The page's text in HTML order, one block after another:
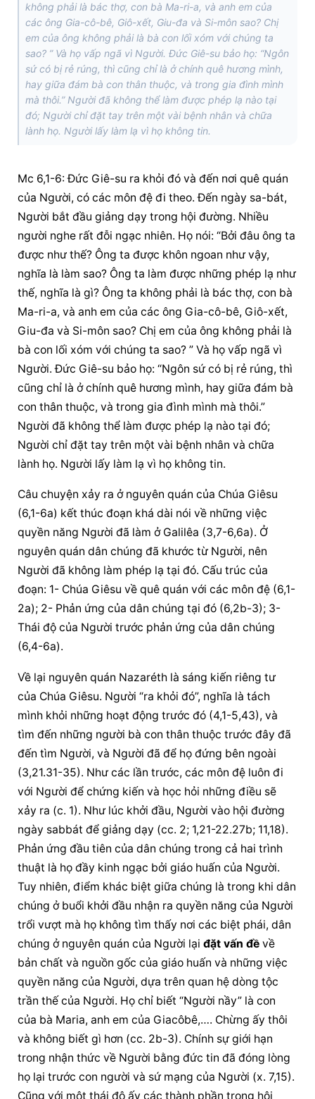
không phải là bác thợ, con bà Ma-ri-a, và anh em của
các ông Gia-cô-bê, Giô-xết, Giu-đa và Si-môn sao? Chị
em của ông không phải là bà con lối xóm với chúng ta
sao? ” Và họ vấp ngã vì Người. Đức Giê-su bảo họ: “Ngôn
sứ có bị rẻ rúng, thì cũng chỉ là ở chính quê hương mình,
hay giữa đám bà con thân thuộc, và trong gia đình mình
mà thôi.” Người đã không thể làm được phép lạ nào tại
đó; Người chỉ đặt tay trên một vài bệnh nhân và chữa
lành họ. Người lấy làm lạ vì họ không tin.
Mc 6,1-6: Đức Giê-su ra khỏi đó và đến nơi quê quán
của Người, có các môn đệ đi theo. Đến ngày sa-bát,
Người bắt đầu giảng dạy trong hội đường. Nhiều
người nghe rất đỗi ngạc nhiên. Họ nói: “Bởi đâu ông ta
được như thế? Ông ta được khôn ngoan như vậy,
nghĩa là làm sao? Ông ta làm được những phép lạ như
thế, nghĩa là gì? Ông ta không phải là bác thợ, con bà
Ma-ri-a, và anh em của các ông Gia-cô-bê, Giô-xết,
Giu-đa và Si-môn sao? Chị em của ông không phải là
bà con lối xóm với chúng ta sao? ” Và họ vấp ngã vì
Người. Đức Giê-su bảo họ: “Ngôn sứ có bị rẻ rúng, thì
cũng chỉ là ở chính quê hương mình, hay giữa đám bà
con thân thuộc, và trong gia đình mình mà thôi.”
Người đã không thể làm được phép lạ nào tại đó;
Người chỉ đặt tay trên một vài bệnh nhân và chữa
lành họ. Người lấy làm lạ vì họ không tin.
Câu chuyện xảy ra ở nguyên quán của Chúa Giêsu
(6,1-6a) kết thúc đoạn khá dài nói về những việc
quyền năng Người đã làm ở Galilêa (3,7-6,6a). Ở
nguyên quán dân chúng đã khước từ Người, nên
Người đã không làm phép lạ tại đó. Cấu trúc của
đoạn: 1- Chúa Giêsu về quê quán với các môn đệ (6,1-
2a); 2- Phản ứng của dân chúng tại đó (6,2b-3); 3-
Thái độ của Người trước phản ứng của dân chúng
(6,4-6a).
Về lại nguyên quán Nazaréth là sáng kiến riêng tư
của Chúa Giêsu. Người “ra khỏi đó”, nghĩa là tách
mình khỏi những hoạt động trước đó (4,1-5,43), và
tìm đến những người bà con thân thuộc trước đây đã
đến tìm Người, và Người đã để họ đứng bên ngoài
(3,21.31-35). Như các lần trước, các môn đệ luôn đi
với Người để chứng kiến và học hỏi những điều sẽ
xảy ra (c. 1). Như lúc khởi đầu, Người vào hội đường
ngày sabbát để giảng dạy (cc. 2; 1,21-22.27b; 11,18).
Phản ứng đầu tiên của dân chúng trong cả hai trình
thuật là họ đầy kinh ngạc bởi giáo huấn của Người.
Tuy nhiên, điểm khác biệt giữa chúng là trong khi dân
chúng ở buổi khởi đầu nhận ra quyền năng của Người
trổi vượt mà họ không tìm thấy nơi các biệt phái, dân
chúng ở nguyên quán của Người lại đặt vấn đề về
bản chất và nguồn gốc của giáo huấn và những việc
quyền năng của Người, dựa trên quan hệ dòng tộc
trần thế của Người. Họ chỉ biết “Người nầy” là con
của bà Maria, anh em của Giacôbê,…. Chừng ấy thôi
và không biết gì hơn (cc. 2b-3). Chính sự giới hạn
trong nhận thức về Người bằng đức tin đã đóng lòng
họ lại trước con người và sứ mạng của Người (x. 7,15).
Cũng với một thái độ ấy các thành phần trong hội